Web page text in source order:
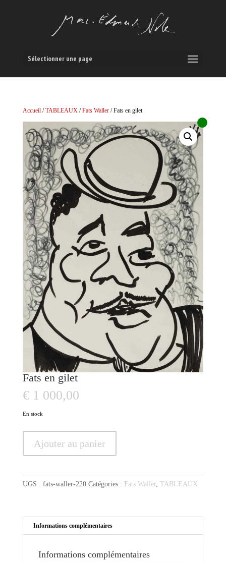
Sélectionner une page
Accueil/TABLEAUX/Fats Waller/ Fats en gilet
Fats en gilet
€1 000,00
En stock
Fats
gilet
Ajouter au panier
UGS : fats-waller-220 Catégories : Fats Waller, TABLEAUX
Informations complémentaires
Informations complémentaires